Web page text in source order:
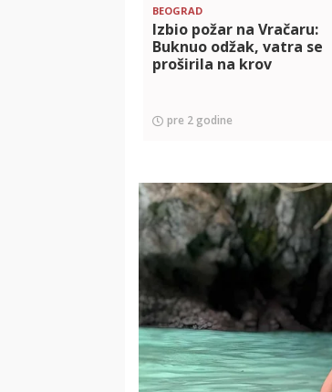
BEOGRAD
Izbio požar na Vračaru:
Buknuo odžak, vatra se
proširila na krov
pre 2 godine